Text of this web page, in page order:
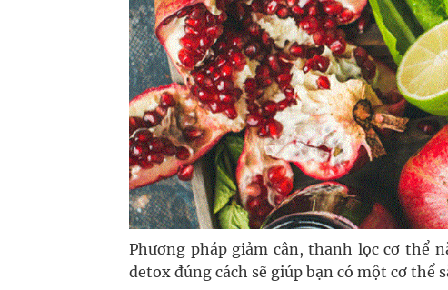
Phương pháp giảm cân, thanh lọc cơ thể
detox đúng cách sẽ giúp bạn có một cơ thể